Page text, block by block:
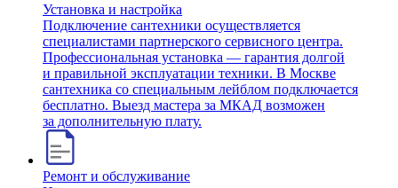
Установка и настройка
Подключение сантехники осуществляется
специалистами партнерского сервисного центра.
Профессиональная установка — гарантия долгой
и правильной эксплуатации техники. В Москве
сантехника со специальным лейблом подключается
бесплатно. Выезд мастера за МКАД возможен
за дополнительную плату.
Ремонт и обслуживание